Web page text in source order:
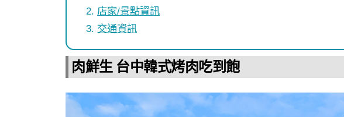
店家/景點資訊
交通資訊
肉鮮生 台中韓式烤肉吃到飽